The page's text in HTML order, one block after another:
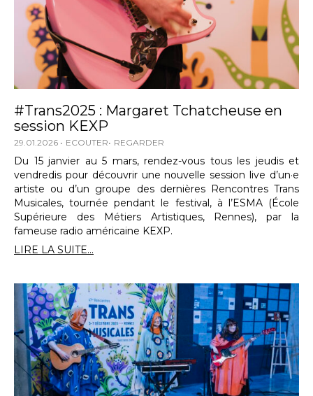
#Trans2025 : Margaret Tchatcheuse en
session KEXP
29.01.2026 ECOUTER REGARDER
Du 15 janvier au 5 mars, rendez-vous tous les jeudis et
vendredis pour découvrir une nouvelle session live d’un·e
artiste ou d’un groupe des dernières Rencontres Trans
Musicales, tournée pendant le festival, à l’ESMA (École
Supérieure des Métiers Artistiques, Rennes), par la
fameuse radio américaine KEXP.
LIRE LA SUITE...